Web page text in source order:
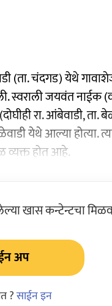
(ता. चंदगड) येथे
स्वराली जयवंत नाईक
रा. आंबेवाडी,
येथे आल्या होत्या.
व्यक्त होत आहे.
खास कन्टेन्टचा
अप
?साईन इन